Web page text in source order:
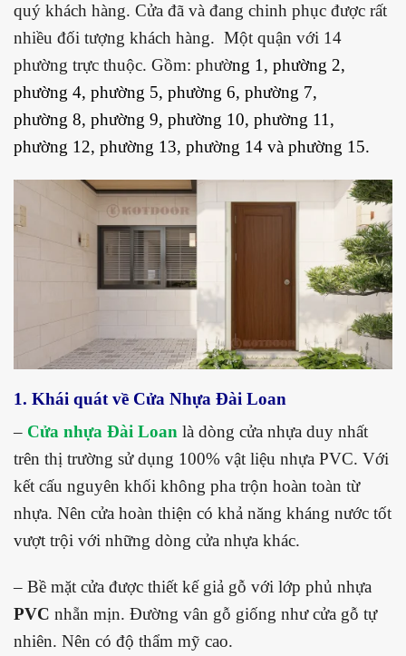
quý khách hàng. Cửa đã và đang chinh phục được rất
nhiều đối tượng khách hàng. Một quận với 14
phường trực thuộc. Gồm: phường 1 , phường 2,
phường 4, phường 5, phường 6, phường 7,
phường 8, phường 9, phường 10, phường 11 ,
phường 12, phường 13, phường 14 và phường 15.
1. Khái quát về Cửa Nhựa Đài Loan
– Cửa nhựa Đài Loan là dòng cửa nhựa duy nhất
trên thị trường sử dụng 100% vật liệu nhựa PVC. Với
kết cấu nguyên khối không pha trộn hoàn toàn từ
nhựa. Nên cửa hoàn thiện có khả năng kháng nước tốt
vượt trội với những dòng cửa nhựa khác.
– Bề mặt cửa được thiết kế giả gỗ với lớp phủ nhựa
PVC nhẵn mịn. Đường vân gỗ giống như cửa gỗ tự
nhiên. Nên có độ thẩm mỹ cao.